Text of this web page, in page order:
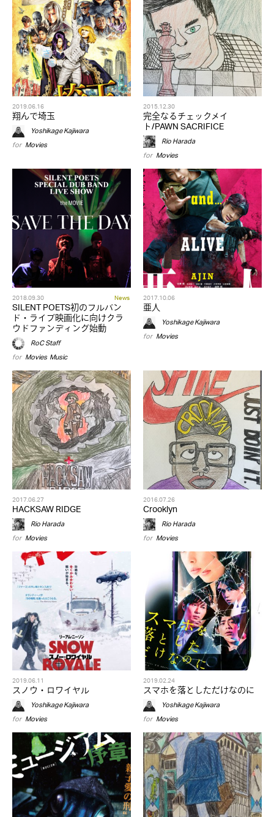
2019.06.16
翔んで埼玉
Yoshikage Kajiwara
for Movies
2015.12.30
完全なるチェックメイ
ト/PAWN SACRIFICE
Rio Harada
for Movies
2018.09.30 News
SILENT POETS初のフルバン
ド・ライブ映画化に向けクラ
ウドファンディング始動
RoC Staff
for Movies,Music
2017.10.06
亜人
Yoshikage Kajiwara
for Movies
2017.06.27
HACKSAW RIDGE
Rio Harada
for Movies
2016.07.26
Crooklyn
Rio Harada
for Movies
2019.06.11
スノウ・ロワイヤル
Yoshikage Kajiwara
for Movies
2019.02.24
スマホを落としただけなのに
Yoshikage Kajiwara
for Movies